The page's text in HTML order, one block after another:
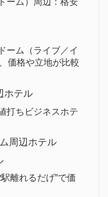
ーム（ライブ／イ
価格や立地が比較
ホテル
打ちビジネスホテ
周辺ホテル
離れるだげ”で価